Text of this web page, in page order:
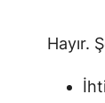
Hayır.